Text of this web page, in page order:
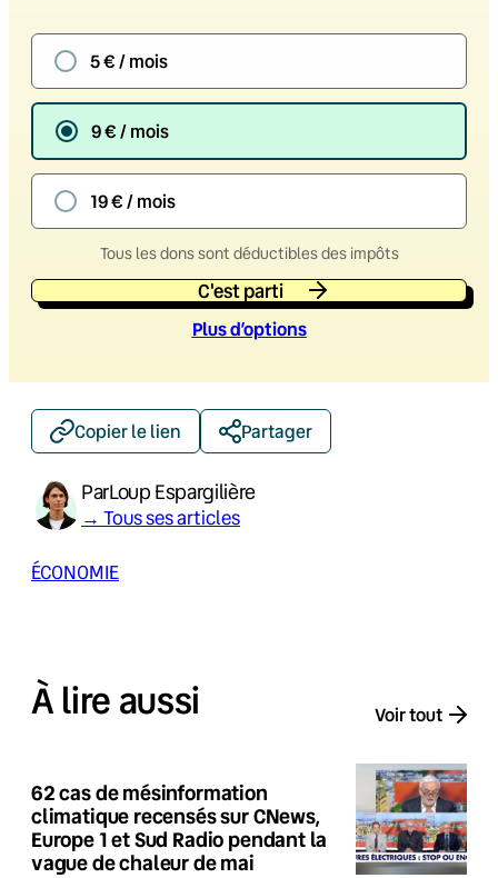
5 € / mois
9 € / mois
19 € / mois
Tous les dons sont déductibles des impôts
C'est parti
Plus d’options
Copier le lien Partager
ParLoup Espargilière
→ Tous ses articles
ÉCONOMIE
À lire aussi Voir tout
62 cas de mésinformation
climatique recensés sur CNews,
Europe 1 et Sud Radio pendant la
vague de chaleur de mai